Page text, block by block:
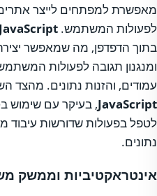
מאפשרת למפתחים לייצר
לפעולות המשתמש.
בתוך הדפדפן, מה שמאפשר
ומנגנון תגובה לפעולות
עמודים, והזנות נתונים. מהצד
JavaScript
לטפל בפעולות שדורשות עיבוד
נתונים.
אינטראקטיביות וממשק